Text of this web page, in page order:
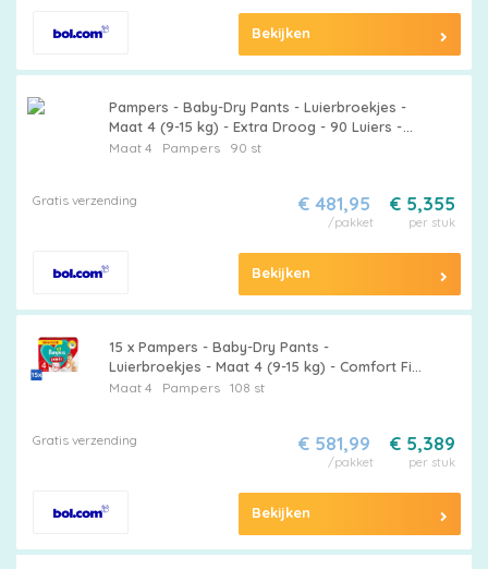
Pampers
Billendoekjes
Bekijken
Pampers - Baby-Dry Pants - Luierbroekjes -
Maat 4 (9-15 kg) - Extra Droog - 90 Luiers -
Bulkverpakking - 15 stuks
Maat 4 Pampers90 st
Gratis verzending € 5,355
per stuk
€ 481,95
/pakket
Bekijken
15 x Pampers - Baby-Dry Pants -
Luierbroekjes - Maat 4 (9-15 kg) - Comfort Fit
- 108 Luiers - Baby Luier - Luierbroekje - Baby
Maat 4 Pampers108 st
Gratis verzending € 5,389
per stuk
€ 581,99
/pakket
Bekijken